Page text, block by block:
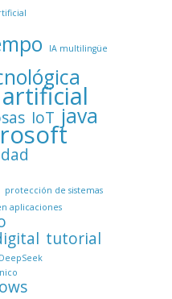
IA multilingüe
IoT java
protección de sistemas
aplicaciones
tutorial